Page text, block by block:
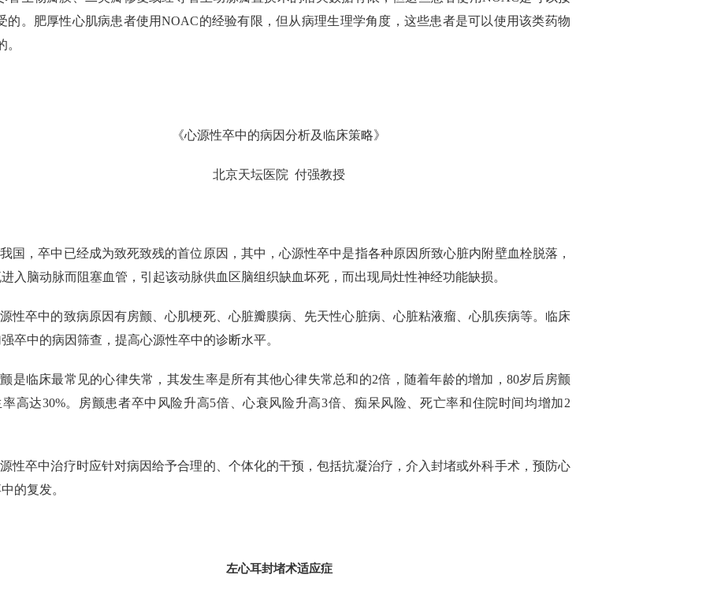
的。肥厚性心肌病患者使用NOAC的经验有限，但从病理生理学角度，这些患者是可以使用该类药物
。
《心源性卒中的病因分析及临床策略》
北京天坛医院 付强教授
国，卒中已经成为致死致残的首位原因，其中，心源性卒中是指各种原因所致心脏内附壁血栓脱落，
入脑动脉而阻塞血管，引起该动脉供血区脑组织缺血坏死，而出现局灶性神经功能缺损。
性卒中的致病原因有房颤、心肌梗死、心脏瓣膜病、先天性心脏病、心脏粘液瘤、心肌疾病等。临床
卒中的病因筛查，提高心源性卒中的诊断水平。
是临床最常见的心律失常，其发生率是所有其他心律失常总和的2倍，随着年龄的增加，80岁后房颤
高达30%。房颤患者卒中风险升高5倍、心衰风险升高3倍、痴呆风险、死亡率和住院时间均增加2
性卒中治疗时应针对病因给予合理的、个体化的干预，包括抗凝治疗，介入封堵或外科手术，预防心
的复发。
左心耳封堵术适应症